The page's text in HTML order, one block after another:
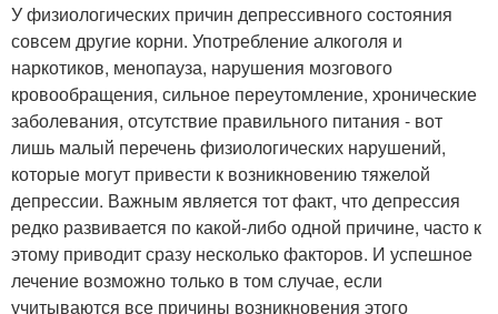
У физиологических причин депрессивного состояния
совсем другие корни. Употребление алкоголя и
наркотиков, менопауза, нарушения мозгового
кровообращения, сильное переутомление, хронические
заболевания, отсутствие правильного питания - вот
лишь малый перечень физиологических нарушений,
которые могут привести к возникновению тяжелой
депрессии. Важным является тот факт, что депрессия
редко развивается по какой-либо одной причине, часто к
этому приводит сразу несколько факторов. И успешное
лечение возможно только в том случае, если
учитываются все причины возникновения этого